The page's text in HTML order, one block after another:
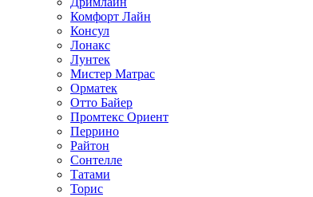
Комфорт Лайн
Консул
Лонакс
Лунтек
Мистер Матрас
Орматек
Отто Байер
Промтекс Ориент
Перрино
Райтон
Сонтелле
Татами
Торис